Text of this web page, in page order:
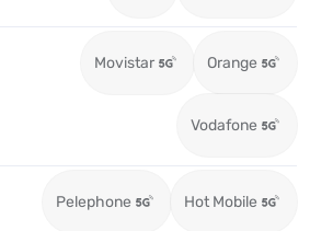
Movistar Orange
Vodafone
Pelephone Hot Mobile